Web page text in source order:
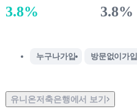
3.8% 3.8%
누구나가입 방문없이가입
유니온저축은행에서 보기